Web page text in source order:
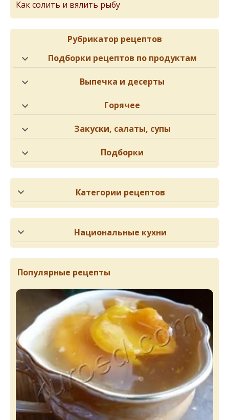
Как солить и вялить рыбу
Рубрикатор рецептов
Подборки рецептов по продуктам
Выпечка и десерты
Горячее
Закуски, салаты, супы
Подборки
Категории рецептов
Национальные кухни
Популярные рецепты